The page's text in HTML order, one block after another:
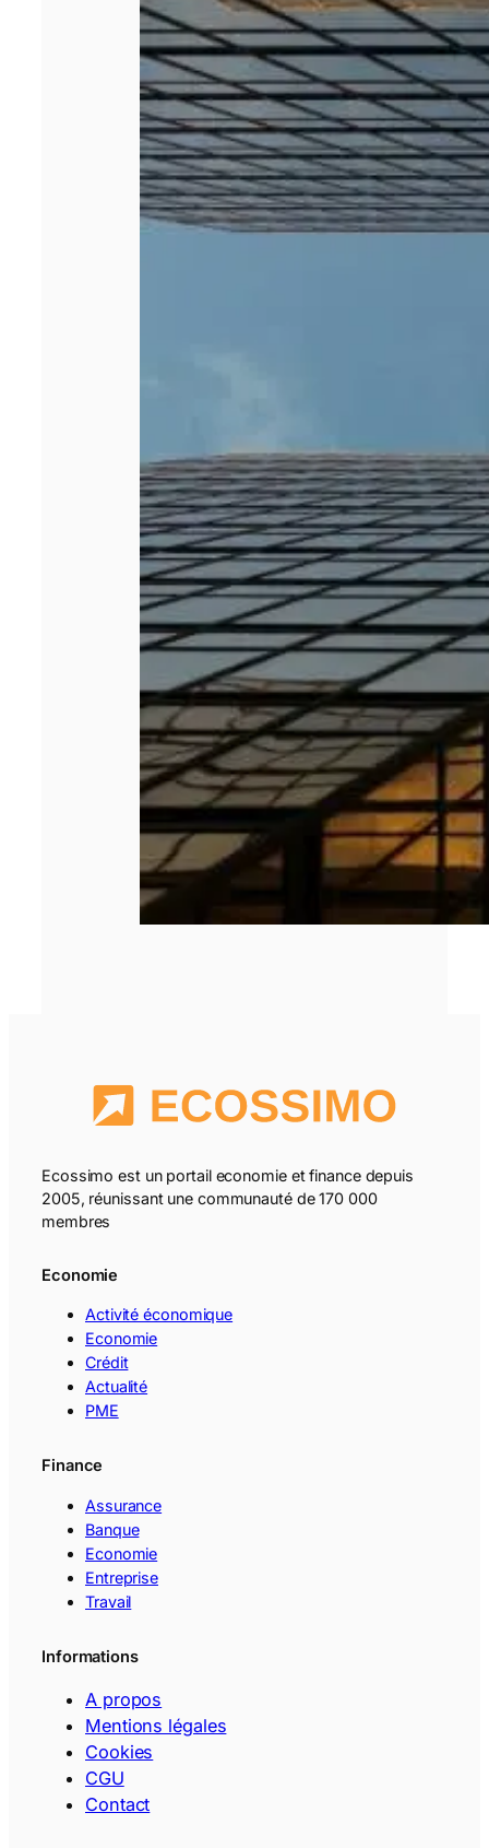
Ecossimo est un portail economie et finance depuis
2005, réunissant une communauté de 170 000
membres
Economie
Activité économique
Economie
Crédit
Actualité
PME
Finance
Assurance
Banque
Economie
Entreprise
Travail
Informations
A propos
Mentions légales
Cookies
CGU
Contact